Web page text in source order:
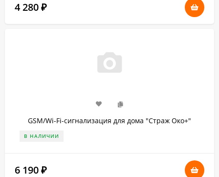
4 280 ₽
GSM/Wi-Fi-сигнализация для дома "Страж Око+"
В НАЛИЧИИ
6 190 ₽